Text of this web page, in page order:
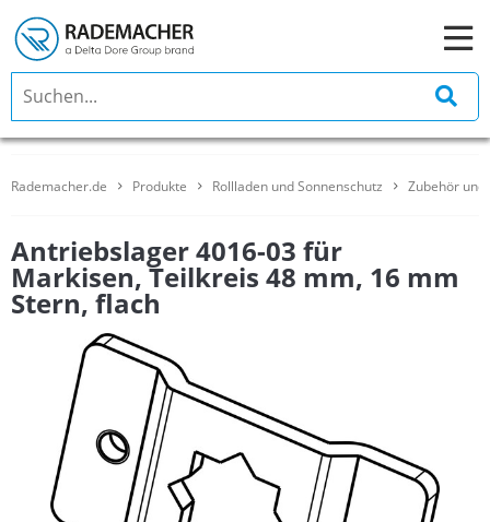
Rademacher.de Produkte Rollladen und Sonnenschutz Zubehör und
Antriebslager 4016-03 für
Markisen, Teilkreis 48 mm, 16 mm
Stern, flach